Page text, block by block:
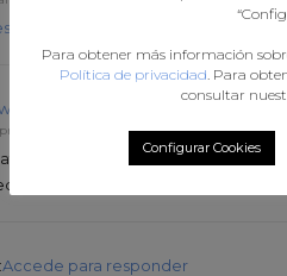
# canadian pharmacy
! I wish to apprentice while you
me a acceptable deal. I had
Accede para responder
Para obtener más información
Política de privacidad . Para
consultar
Configurar Cookies